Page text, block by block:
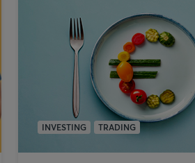
INVESTING TRADING